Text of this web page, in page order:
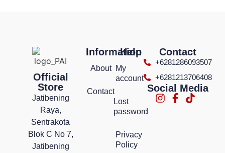
Official
Store
Jatibening
Raya,
Sentrakota
Blok C No 7,
Jatibening
Information
About
Contact
Help
My
account
Lost
password
Privacy
Policy
Contact
+6281286093507
+6281213706408
Social Media